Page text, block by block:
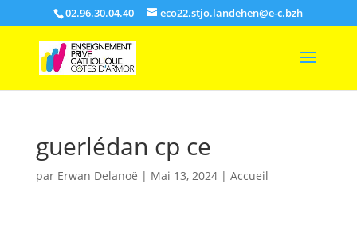
02.96.30.04.40 eco22.stjo.landehen@e-c.bzh
guerlédan cp ce
par Erwan Delanoë | Mai 13, 2024| Accueil